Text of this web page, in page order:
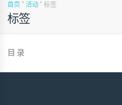
首页 " 活动 " 标签
标签
目 录